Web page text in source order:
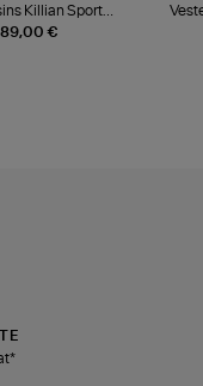
€
Killian Sport
Mousse